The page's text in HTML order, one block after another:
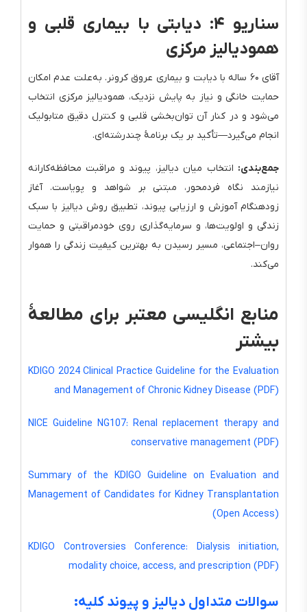
سناریو ۴: دیابتی با بیماری قلبی و
همودیالیز مرکزی
آقای ۶۰ ساله با دیابت و بیماری عروق کرونر. به‌علت عدم امکان
حمایت خانگی و نیاز به پایش نزدیک، همودیالیز مرکزی انتخاب
می‌شود و در کنار آن توان‌بخشی قلبی و کنترل دقیق متابولیک
انجام می‌گیرد—تأکید بر یک برنامهٔ چندرشته‌ای.
جمع‌بندی: انتخاب میان دیالیز، پیوند و مراقبت محافظه‌کارانه
نیازمند نگاه فردمحور، مبتنی بر شواهد و پویاست. آغاز
زودهنگام آموزش و ارزیابی پیوند، تطبیق روش دیالیز با سبک
زندگی و اولویت‌ها، و سرمایه‌گذاری روی خودمراقبتی و حمایت
روان–اجتماعی، مسیر رسیدن به بهترین کیفیت زندگی را هموار
می‌کند.
منابع انگلیسی معتبر برای مطالعهٔ
بیشتر
KDIGO 2024 Clinical Practice Guideline for the Evaluation
and Management of Chronic Kidney Disease (PDF)
NICE Guideline NG107: Renal replacement therapy and
conservative management (PDF)
Summary of the KDIGO Guideline on Evaluation and
Management of Candidates for Kidney Transplantation
(Open Access)
KDIGO Controversies Conference: Dialysis initiation,
modality choice, access, and prescription (PDF)
سوالات متداول دیالیز و پیوند کلیه: